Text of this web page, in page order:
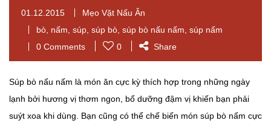
01.12.2015
Mẹo Vặt Nấu Ăn
bò nấm súp súp bò súp bò nấu nấm súp nấm
0 Comments
0 Share
Súp bò nấu nấm là món ăn cực kỳ thích hợp trong những ngày
lạnh bởi hương vị thơm ngon, bổ dưỡng đậm vị khiến bạn phải
suýt xoa khi dùng. Bạn cũng có thể chế biến món súp bò nấm cực